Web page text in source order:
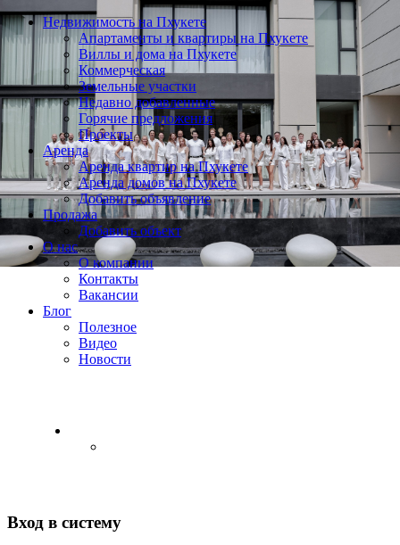
Недвижимость на Пхукете
Апартаменты и квартиры на Пхукете
Виллы и дома на Пхукете
Коммерческая
Земельные участки
Недавно добавленные
Горячие предложения
Проекты
Аренда
Аренда квартир на Пхукете
Аренда домов на Пхукете
Добавить объявление
Продажа
Добавить объект
О нас
О компании
Контакты
Вакансии
Блог
Полезное
Видео
Новости
Вход в систему